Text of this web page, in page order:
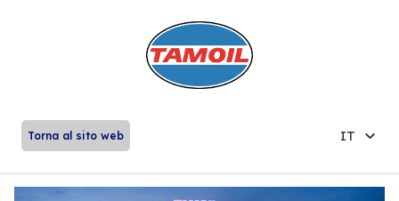
Torna al sito web IT